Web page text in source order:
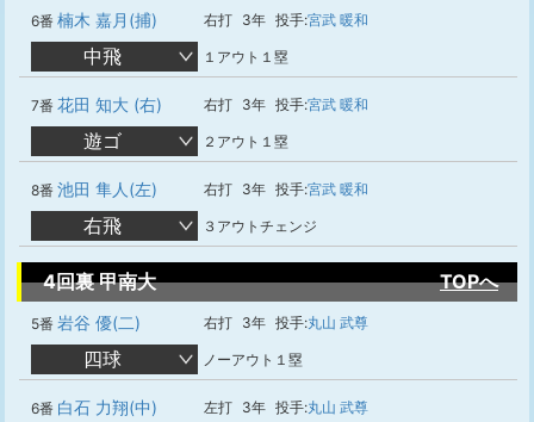
6番 楠木 嘉月(捕) 右打 3年 投手:宮武 暖和
中飛 １アウト１塁
7番 花田 知大 (右) 右打 3年 投手:宮武 暖和
遊ゴ ２アウト１塁
8番 池田 隼人(左) 右打 3年 投手:宮武 暖和
右飛 ３アウトチェンジ
4回裏 甲南大 TOPへ
5番 岩谷 優(二) 右打 3年 投手:丸山 武尊
四球 ノーアウト１塁
6番 白石 力翔(中) 左打 3年 投手:丸山 武尊